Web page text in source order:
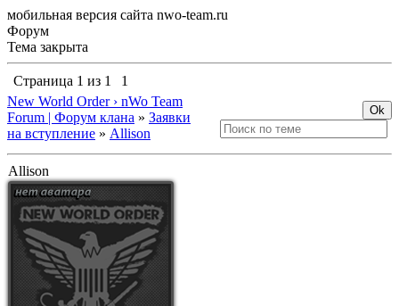
мобильная версия сайта nwo-team.ru
Форум
Тема закрыта
Страница 1 из 1
1
New World Order › nWo Team
Forum | Форум клана » Заявки
на вступление » Allison
Allison